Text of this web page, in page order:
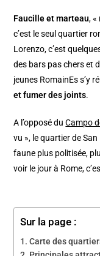
Faucille et marteau, «
c’est le seul quartier
Lorenzo, c’est
des bars pas chers et
jeunes RomainEs s’y
et fumer des joints.
A l’opposé duCampo
vu », le quartier de
faune plus politisée,
voir le jour à Rome,
Sur la page :
Carte des